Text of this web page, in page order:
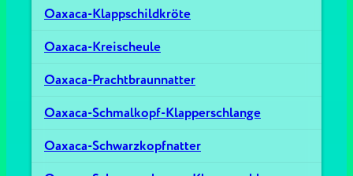
Oaxaca-Klappschildkröte
Oaxaca-Kreischeule
Oaxaca-Prachtbraunnatter
Oaxaca-Schmalkopf-Klapperschlange
Oaxaca-Schwarzkopfnatter